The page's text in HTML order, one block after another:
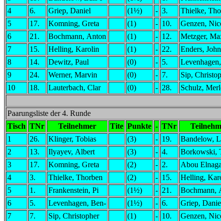
4
6. Griep, Daniel (1½) - 3.
Thielke,
5
17. Komning, Greta (1) - 10.
Genzen,
6
21. Bochmann, Anton (1) - 12.
Metzger,
7
15. Helling, Karolin (1) - 22.
Enders, John
8
14. Dewitz, Paul (0) - 5.
9
24. Werner, Marvin (0) - 7.
Sip,
10
18. Lauterbach, Clar (0) - 28. Schulz,
Paarungsliste der 4. Runde
Tisch TNr Teilnehmer Tite Punkte - TNr
1
26. Klinger, Tobias (3) - 19.
Bandelow,
2
13. Ilyayev, Albert (3) - 4.
Borkowski,
3
17. Komning, Greta (2) - 2.
Abou
4
3. Thielke, Thorben (2) - 15.
Helling,
5
1. Frankenstein, Pi (1½) - 21.
Bochmann,
6
5. Levenhagen, Ben- (1½) - 6.
Griep,
7
7. Sip, Christopher (1) - 10. Genzen,